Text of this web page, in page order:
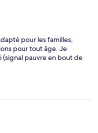
pour les familles,
pour tout âge. Je
pauvre en bout de